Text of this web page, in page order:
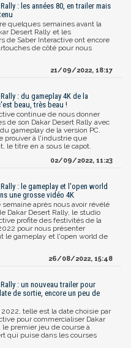
: les années 80, en trailer mais
quelques semaines avant la
Desert Rally et les
de Saber Interactive ont encore
de côté pour nous
21/09/2022, 18:17
: du gameplay 4K de la
beau, très beau !
continue de nous donner
de son Dakar Desert Rally avec
gameplay de la version PC.
prouver à l'industrie que
le titre en a sous le capot.
02/09/2022, 11:23
: le gameplay et l'open world
une grosse vidéo 4K
après nous avoir révélé
Dakar Desert Rally, le studio
profite des festivités de la
pour nous présenter
le gameplay et l'open world de
26/08/2022, 15:48
: un nouveau trailer pour
de sortie, encore un peu de
2022, telle est la date choisie par
pour commercialiser Dakar
le premier jeu de course à
qui puise dans les courses